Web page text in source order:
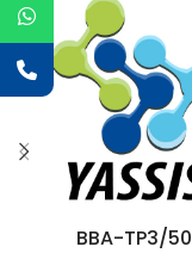
BBA-TP3/50